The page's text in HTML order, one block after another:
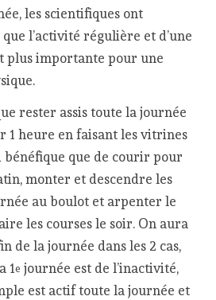
les scientifiques ont
l’activité régulière et d’une
plus importante pour une
rester assis toute la journée
1 heure en faisant les vitrines
bénéfique que de courir pour
monter et descendre les
au boulot et arpenter le
les courses le soir. On aura
de la journée dans les 2 cas,
1e journée est de l’inactivité,
est actif toute la journée et